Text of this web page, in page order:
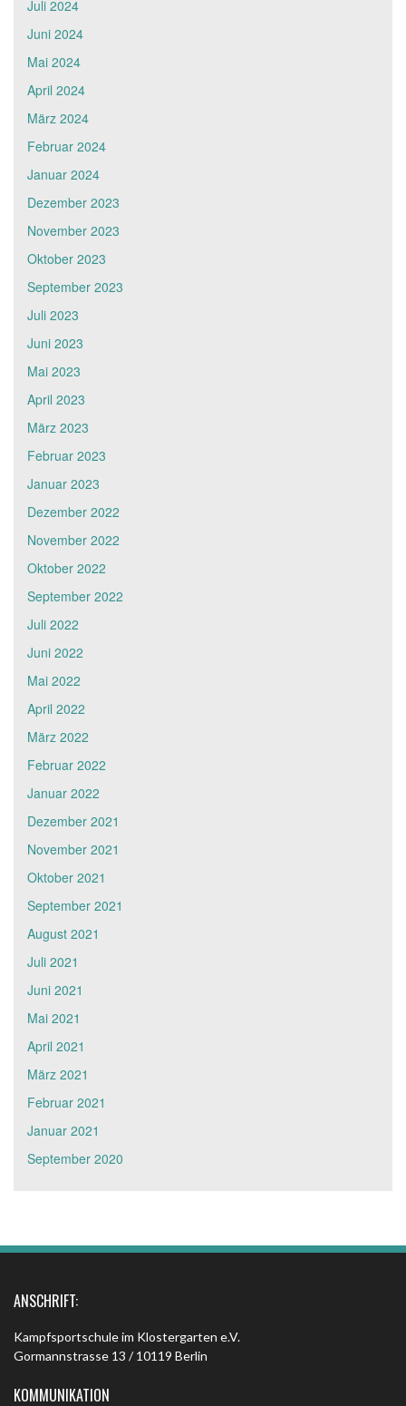
Juli 2024
Juni 2024
Mai 2024
April 2024
März 2024
Februar 2024
Januar 2024
Dezember 2023
November 2023
Oktober 2023
September 2023
Juli 2023
Juni 2023
Mai 2023
April 2023
März 2023
Februar 2023
Januar 2023
Dezember 2022
November 2022
Oktober 2022
September 2022
Juli 2022
Juni 2022
Mai 2022
April 2022
März 2022
Februar 2022
Januar 2022
Dezember 2021
November 2021
Oktober 2021
September 2021
August 2021
Juli 2021
Juni 2021
Mai 2021
April 2021
März 2021
Februar 2021
Januar 2021
September 2020
ANSCHRIFT:
Kampfsportschule im Klostergarten e.V.
Gormannstrasse 13 / 10119 Berlin
KOMMUNIKATION